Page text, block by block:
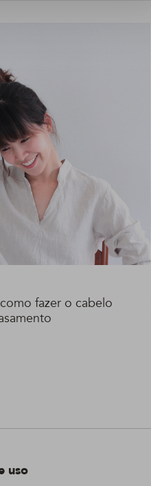
fazer o cabelo
uso